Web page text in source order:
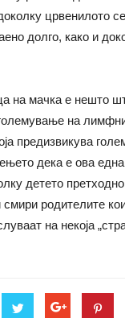
црвенилото
долго, како и
на мачка е нешто
на
предизвикува
дека е ова
детето
родителите
на некоја